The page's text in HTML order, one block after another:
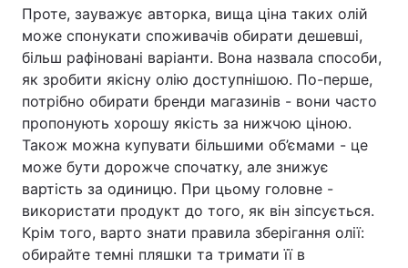
Проте, зауважує авторка, вища ціна таких олій
може спонукати споживачів обирати дешевші,
більш рафіновані варіанти. Вона назвала способи,
як зробити якісну олію доступнішою. По-перше,
потрібно обирати бренди магазинів - вони часто
пропонують хорошу якість за нижчою ціною.
Також можна купувати більшими об’ємами - це
може бути дорожче спочатку, але знижує
вартість за одиницю. При цьому головне -
використати продукт до того, як він зіпсується.
Крім того, варто знати правила зберігання олії:
обирайте темні пляшки та тримати її в